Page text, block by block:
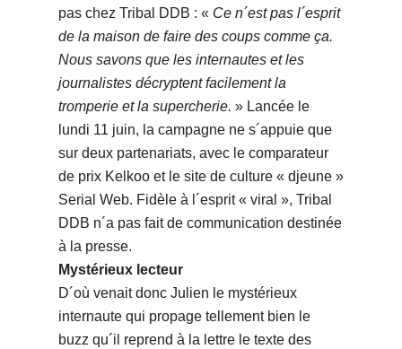
pas chez Tribal DDB : « Ce n´est pas l´esprit
de la maison de faire des coups comme ça.
Nous savons que les internautes et les
journalistes décryptent facilement la
tromperie et la supercherie. » Lancée le
lundi 11 juin, la campagne ne s´appuie que
sur deux partenariats, avec le comparateur
de prix Kelkoo et le site de culture « djeune »
Serial Web. Fidèle à l´esprit « viral », Tribal
DDB n´a pas fait de communication destinée
à la presse.
Mystérieux lecteur
D´où venait donc Julien le mystérieux
internaute qui propage tellement bien le
buzz qu´il reprend à la lettre le texte des